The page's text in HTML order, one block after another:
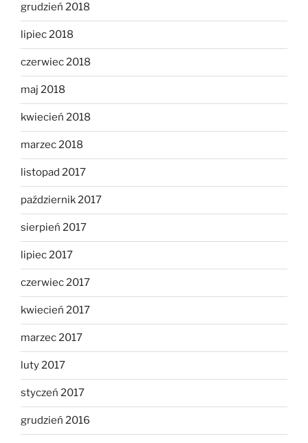
grudzień 2018
lipiec 2018
czerwiec 2018
maj 2018
kwiecień 2018
marzec 2018
listopad 2017
październik 2017
sierpień 2017
lipiec 2017
czerwiec 2017
kwiecień 2017
marzec 2017
luty 2017
styczeń 2017
grudzień 2016